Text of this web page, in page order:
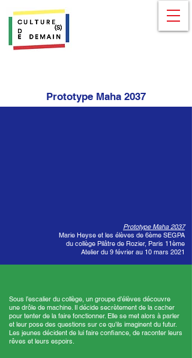
Prototype Maha 2037
Prototype Maha 2037
Marie Heyse et les élèves de 6ème SEGPA
du collège Pilâtre de Rozier, Paris 11ème
Atelier du 9 février au 10 mars 2021
Sous l’escalier du collège, un groupe d’élèves découvre
une drôle de machine. Il décide secrètement de la cacher
pour tenter de la faire fonctionner. Elle se met alors à parler
et leur pose des questions sur ce qu’ils imaginent du futur.
Les jeunes décident de lui faire confiance, de raconter leurs
rêves et leurs espoirs.